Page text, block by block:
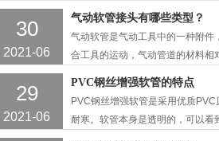
性和耐老化性。 2、胶管承压
30
2021-06
气动软管接头有哪些类型？
气动软管是气动工具中的一种附
合工具的运动，气动管道的材料
29
2021-06
PVC钢丝增强软管的特点
PVC钢丝增强软管是采用优质
耐寒。软管本身是透明的，可以
强PVC钢丝软管是光滑透亮，而